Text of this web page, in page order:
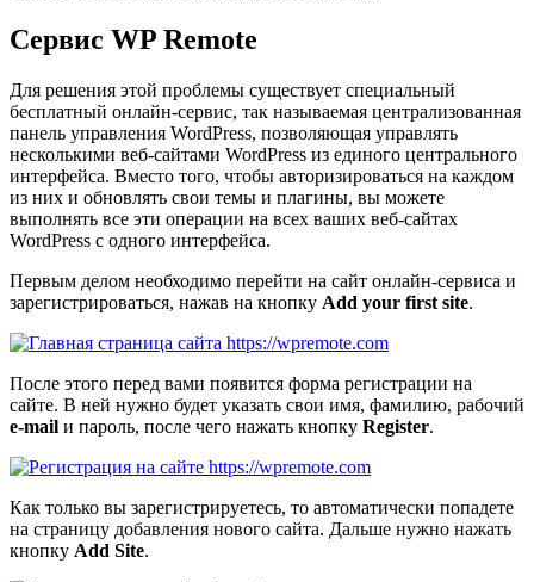
Сервис WP Remote
Для решения этой проблемы существует специальный
бесплатный онлайн-сервис, так называемая централизованная
панель управления WordPress, позволяющая управлять
несколькими веб-сайтами WordPress из единого центрального
интерфейса. Вместо того, чтобы авторизироваться на каждом
из них и обновлять свои темы и плагины, вы можете
выполнять все эти операции на всех ваших веб-сайтах
WordPress с одного интерфейса.
Первым делом необходимо перейти на сайт онлайн-сервиса и
зарегистрироваться, нажав на кнопку Add your first site.
После этого перед вами появится форма регистрации на
сайте. В ней нужно будет указать свои имя, фамилию, рабочий
e-mail и пароль, после чего нажать кнопку Register.
Как только вы зарегистрируетесь, то автоматически попадете
на страницу добавления нового сайта. Дальше нужно нажать
кнопку Add Site.